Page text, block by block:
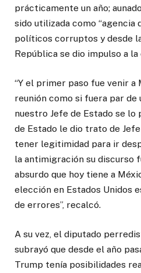
prácticamente un año;
sido utilizada como “agencia
políticos corruptos y desde
República se dio impulso a
“Y el primer paso fue venir a
reunión como si fuera par de
nuestro Jefe de Estado se
de Estado le dio trato de
tener legitimidad para ir
la antimigración su discurso
absurdo que hoy tiene a
elección en Estados Unidos
de errores”, recalcó.
A su vez, el diputado
subrayó que desde el año
Trump tenía posibilidades